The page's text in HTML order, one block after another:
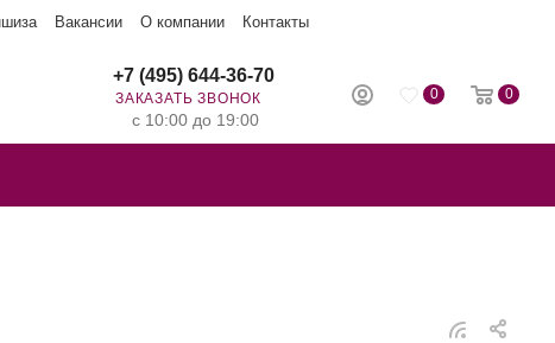
Вакансии О компании Контакты
0 0
+7 (495) 644-36-70
ЗАКАЗАТЬ ЗВОНОК
с 10:00 до 19:00